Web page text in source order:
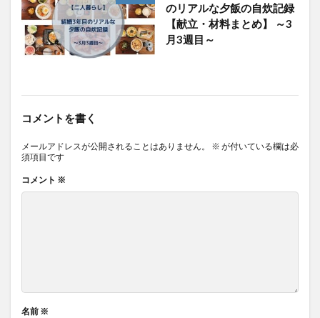
のリアルな夕飯の自炊記録
【献立・材料まとめ】 ～3
月3週目～
コメントを書く
メールアドレスが公開されることはありません。 ※ が付いている欄は必
須項目です
コメント ※
名前 ※